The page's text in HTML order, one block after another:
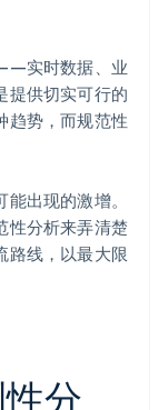
实时数据、业
供切实可行的
趋势，而规范性
出现的激增。
性分析来弄清楚
路线，以最大限
分